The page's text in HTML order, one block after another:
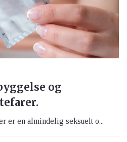
og
er en almindelig seksuelt o...